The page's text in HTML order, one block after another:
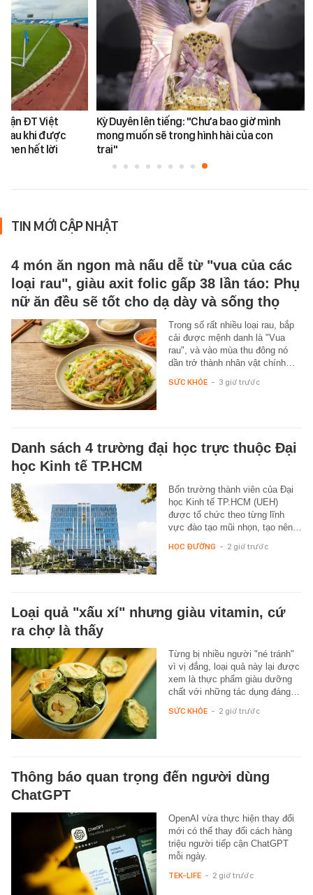
ĐT Việt
sau khi được
hết lời
Kỳ Duyên lên tiếng: "Chưa bao giờ mình
mong muốn sẽ trong hình hài của con
trai"
TIN MỚI CẬP NHẬT
4 món ăn ngon mà nấu dễ từ "vua của các
loại rau", giàu axit folic gấp 38 lần táo: Phụ
nữ ăn đều sẽ tốt cho dạ dày và sống thọ
Trong số rất nhiều loại rau, bắp
cải được mệnh danh là "Vua
rau", và vào mùa thu đông nó
dần trở thành nhân vật chính…
SỨC KHỎE - 3 giờ trước
Danh sách 4 trường đại học trực thuộc Đại
học Kinh tế TP.HCM
Bốn trường thành viên của Đại
học Kinh tế TP.HCM (UEH)
được tổ chức theo từng lĩnh
vực đào tạo mũi nhọn, tạo nên…
HỌC ĐƯỜNG - 2 giờ trước
Loại quả "xấu xí" nhưng giàu vitamin, cứ
ra chợ là thấy
Từng bị nhiều người "né tránh"
vì vị đắng, loại quả này lại được
xem là thực phẩm giàu dưỡng
chất với những tác dụng đáng…
SỨC KHỎE - 2 giờ trước
Thông báo quan trọng đến người dùng
ChatGPT
OpenAI vừa thực hiện thay đổi
mới có thể thay đổi cách hàng
triệu người tiếp cận ChatGPT
mỗi ngày.
TEK-LIFE - 2 giờ trước